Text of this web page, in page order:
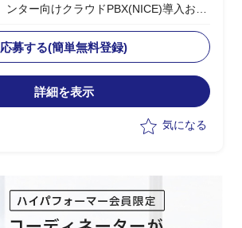
ンター向けクラウドPBX(NICE)導入およ
・コンタクトセンター基盤導入の上流提
案から実装までの推進
・顧客への提案活動を通じた案件創出お
よび案件獲得のリード
理を行いながらPJ推進を実施
応募する(簡単無料登録)
詳細を表示
気になる